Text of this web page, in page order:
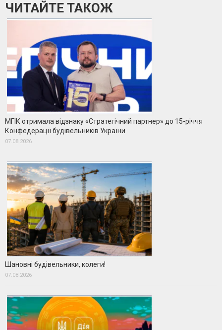
ЧИТАЙТЕ ТАКОЖ
МГІК отримала відзнаку «Стратегічний партнер» до 15-річчя
Конфедерації будівельників України
07.08.2026
Шановні будівельники, колеги!
07.08.2026